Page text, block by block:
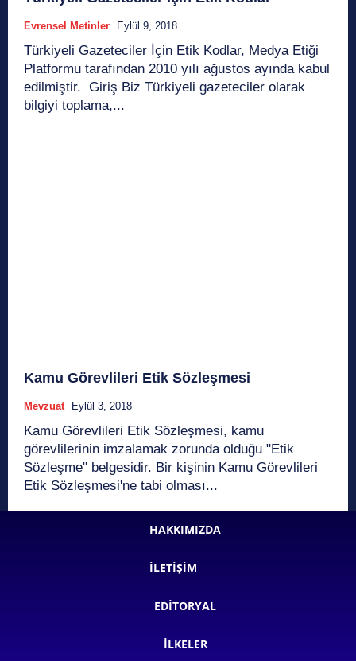
Evrensel Metinler Eylül 9, 2018
Türkiyeli Gazeteciler İçin Etik Kodlar, Medya Etiği
Platformu tarafından 2010 yılı ağustos ayında kabul
edilmiştir. Giriş Biz Türkiyeli gazeteciler olarak
bilgiyi toplama,...
Kamu Görevlileri Etik Sözleşmesi
Mevzuat Eylül 3, 2018
Kamu Görevlileri Etik Sözleşmesi, kamu
görevlilerinin imzalamak zorunda olduğu "Etik
Sözleşme" belgesidir. Bir kişinin Kamu Görevlileri
Etik Sözleşmesi'ne tabi olması...
HAKKIMIZDA
İLETIŞIM
EDITORYAL
İLKELER